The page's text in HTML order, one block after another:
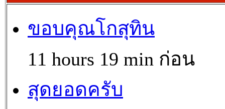
ขอบคุณโกสุทิน
11 hours 19 min ก่อน
สุดยอดครับ